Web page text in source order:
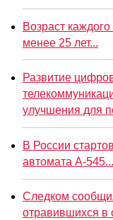
Возраст
менее 25 лет...
Развитие
улучшения для
В России
автомата А-545...
Следком
отравившихся в